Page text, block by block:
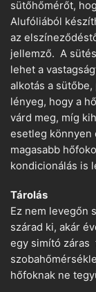
sütőhőmérőt,
Alufóliából
az
jellemző. A
lehet a
alkotás a
lényeg, hogy a
várd meg, míg
esetleg könnyen
magasabb
kondicionálás is
Tárolás
Ez nem levegőn
szárad ki, akár
egy simító záras
hőfoknak ne